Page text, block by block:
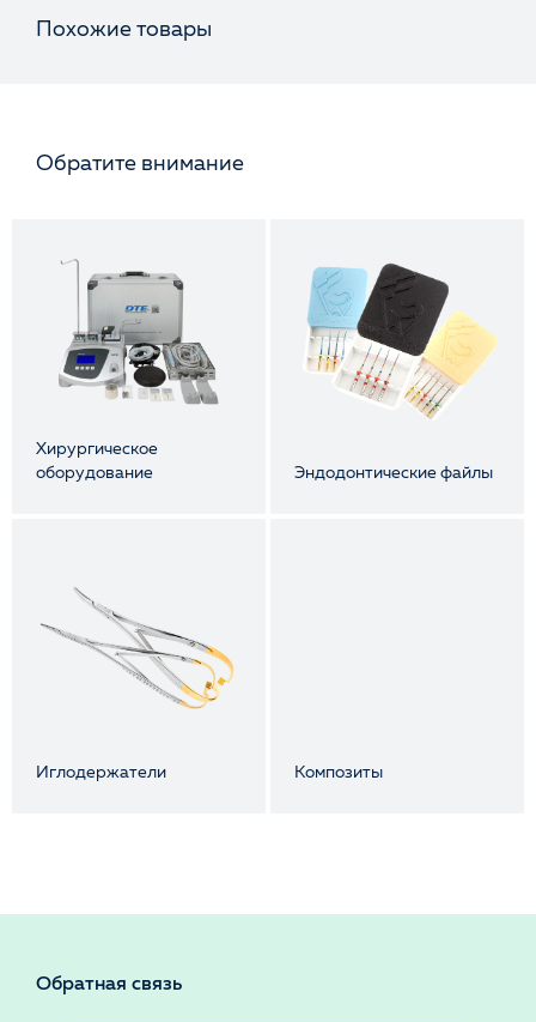
Похожие товары
Обратите внимание
Хирургическое
оборудование
Эндодонтические файлы
Иглодержатели Композиты
Обратная связь